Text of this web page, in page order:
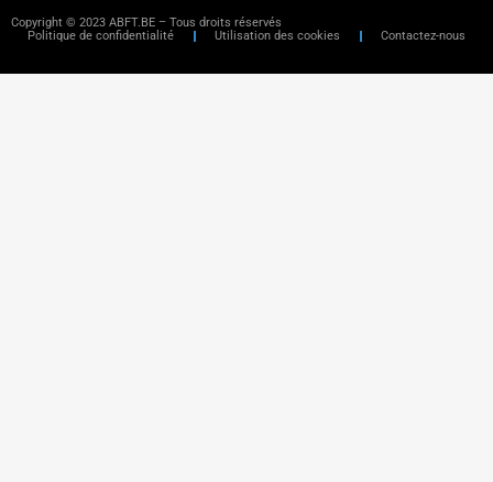
Copyright © 2023 ABFT.BE – Tous droits réservés
Politique de confidentialité
Utilisation des cookies Contactez-nous